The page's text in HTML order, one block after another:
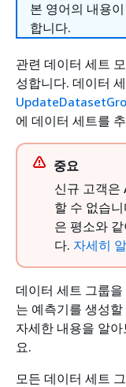
본 영어의 내용
합니다.
관련 데이터 세트
성합니다. 데이터
에 데이터 세트를
중요
신규 고객은
할 수 없습
은 평소와
다. 자세히
데이터 세트 그룹
는 예측기를 생성
자세한 내용을 알아
요.
모든 데이터 세트